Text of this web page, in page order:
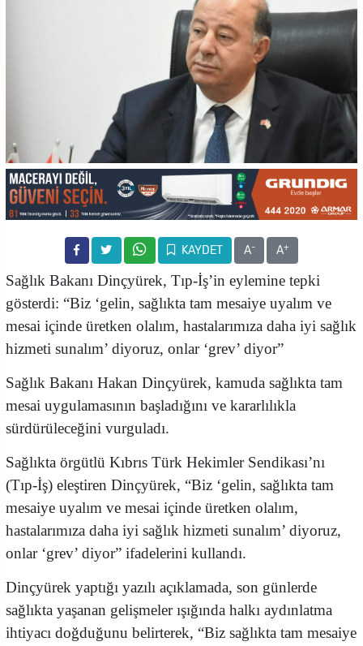
KAYDET A- A+
Sağlık Bakanı Dinçyürek, Tıp-İş’in eylemine tepki
gösterdi: “Biz ‘gelin, sağlıkta tam mesaiye uyalım ve
mesai içinde üretken olalım, hastalarımıza daha iyi sağlık
hizmeti sunalım’ diyoruz, onlar ‘grev’ diyor”
Sağlık Bakanı Hakan Dinçyürek, kamuda sağlıkta tam
mesai uygulamasının başladığını ve kararlılıkla
sürdürüleceğini vurguladı.
Sağlıkta örgütlü Kıbrıs Türk Hekimler Sendikası’nı
(Tıp-İş) eleştiren Dinçyürek, “Biz ‘gelin, sağlıkta tam
mesaiye uyalım ve mesai içinde üretken olalım,
hastalarımıza daha iyi sağlık hizmeti sunalım’ diyoruz,
onlar ‘grev’ diyor” ifadelerini kullandı.
Dinçyürek yaptığı yazılı açıklamada, son günlerde
sağlıkta yaşanan gelişmeler ışığında halkı aydınlatma
ihtiyacı doğduğunu belirterek, “Biz sağlıkta tam mesaiye